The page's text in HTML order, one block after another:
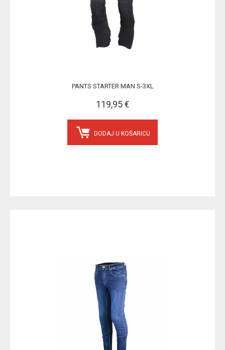
PANTS STARTER MAN S-3XL
119,95 €
DODAJ U KOŠARICU